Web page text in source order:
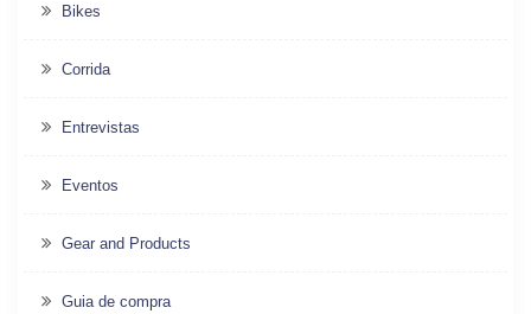
Bikes
Corrida
Entrevistas
Eventos
Gear and Products
Guia de compra